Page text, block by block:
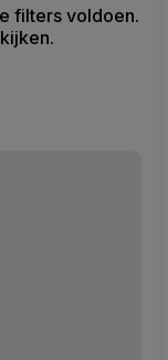
filters voldoen.